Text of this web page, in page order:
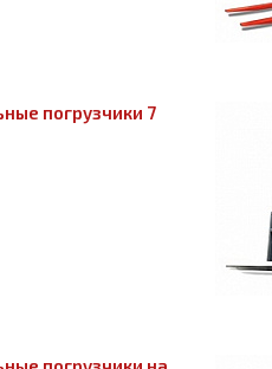
погрузчики 7